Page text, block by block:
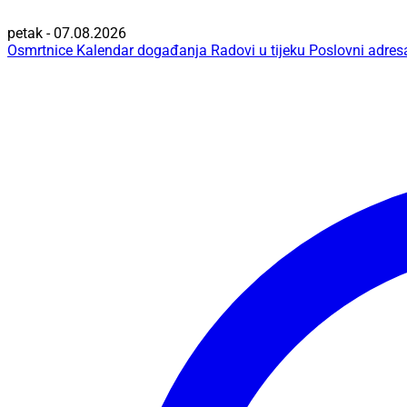
petak - 07.08.2026
Osmrtnice Kalendar događanja Radovi u tijeku Poslovni